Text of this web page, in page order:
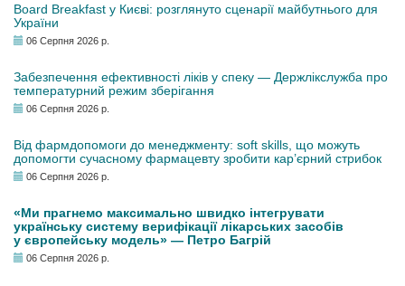
Board Breakfast у Києві: розглянуто сценарії майбутнього для
України
06 Серпня 2026 р.
Забезпечення ефективності ліків у спеку — Держлікслужба про
температурний режим зберігання
06 Серпня 2026 р.
Від фармдопомоги до менеджменту: soft skills, що можуть
допомогти сучасному фармацевту зробити кар’єрний стрибок
06 Серпня 2026 р.
«Ми прагнемо максимально швидко інтегрувати
українську систему верифікації лікарських засобів
у європейську модель» — Петро Багрій
06 Серпня 2026 р.